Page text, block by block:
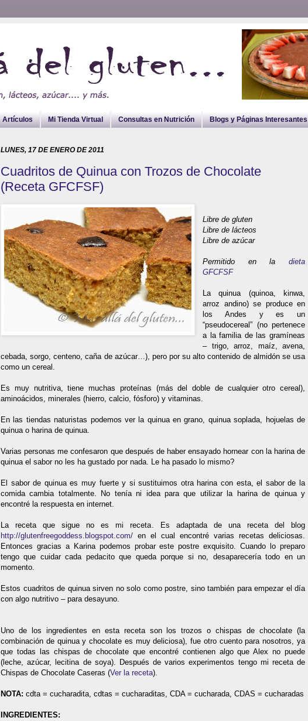
Artículos Mi Tienda Virtual Consultas en Nutrición Blogs y Páginas Interesantes
LUNES, 17 DE ENERO DE 2011
Cuadritos de Quinua con Trozos de Chocolate
(Receta GFCFSF)
Libre de gluten
Libre de lácteos
Libre de azúcar
Permitido en la dieta
GFCFSF
La quinua (quinoa, kinwa,
arroz andino) se produce en
los Andes y es un
“pseudocereal” (no pertenece
a la familia de las gramíneas
– trigo, arroz, maíz, avena,
cebada, sorgo, centeno, caña de azúcar…), pero por su alto contenido de almidón se usa
como un cereal.
Es muy nutritiva, tiene muchas proteínas (más del doble de cualquier otro cereal),
aminoácidos, minerales (hierro, calcio, fósforo) y vitaminas.
En las tiendas naturistas podemos ver la quinua en grano, quinua soplada, hojuelas de
quinua o harina de quinua.
Varias personas me confesaron que después de haber ensayado hornear con la harina de
quinua el sabor no les ha gustado por nada. Le ha pasado lo mismo?
El sabor de quinua es muy fuerte y si sustituimos otra harina con esta, el sabor de la
comida cambia totalmente. No tenía ni idea para que utilizar la harina de quinua y
encontré la respuesta en internet.
La receta que sigue no es mi receta. Es adaptada de una receta del blog
http://glutenfreegoddess.blogspot.com/ en el cual encontré varias recetas deliciosas.
Entonces gracias a Karina podemos probar este postre exquisito. Cuando lo preparo
tengo que cuidar cada pedacito que queda porque si no, desaparecería todo en un
momento.
Estos cuadritos de quinua sirven no solo como postre, sino también para empezar el día
con algo nutritivo – para desayuno.
Uno de los ingredientes en esta receta son los trozos o chispas de chocolate (la
combinación de quinua y chocolate es muy deliciosa), fue otro cuento para nosotros, ya
que todas las chispas de chocolate que encontré contienen algo que Alex no puede
(leche, azúcar, lecitina de soya). Después de varios experimentos tengo mi receta de
Chispas de Chocolate Caseras (Ver la receta).
NOTA: cdta = cucharadita, cdtas = cucharaditas, CDA = cucharada, CDAS = cucharadas
INGREDIENTES: